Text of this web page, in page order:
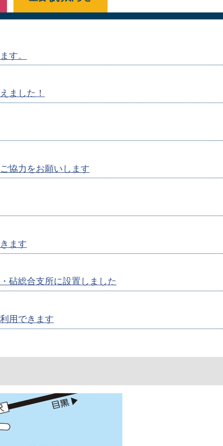
す。
ました！
協力をお願いします
ます
砧総合支所に設置しました
用できます